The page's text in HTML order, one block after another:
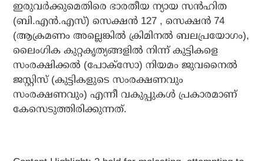
ഇരുവർക്കുമെതിരെ ഭാരതീയ ന്യായ സൻഹിത
(ബി.എൻ.എസ്) സെക്ഷൻ 127 , സെക്ഷൻ 74
(ആക്രമണം അല്ലെങ്കിൽ ക്രിമിനൽ ബലപ്രയോഗം),
ലൈംഗിക കുറ്റകൃത്യങ്ങളിൽ നിന്ന് കുട്ടികളെ
സംരക്ഷിക്കൽ (പോക്‌സോ) നിയമം ജുവനൈൽ
ജസ്റ്റിസ് (കുട്ടികളുടെ സംരക്ഷണവും
സംരക്ഷണവും) എന്നീ വകുപ്പുകൾ പ്രകാരമാണ്
കേസെടുത്തിരിക്കുന്നത്.